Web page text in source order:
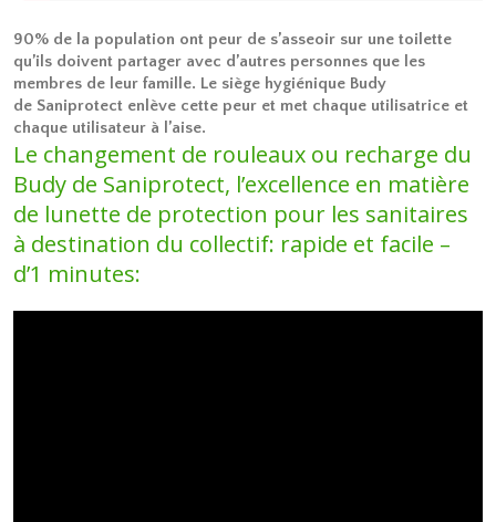
90% de la population ont peur de s’asseoir sur une toilette
qu’ils doivent partager avec d’autres personnes que les
membres de leur famille. Le siège hygiénique Budy
de Saniprotect enlève cette peur et met chaque utilisatrice et
chaque utilisateur à l’aise.
Le changement de rouleaux ou recharge du
Budy de Saniprotect, l’excellence en matière
de lunette de protection pour les sanitaires
à destination du collectif: rapide et facile –
d’1 minutes: